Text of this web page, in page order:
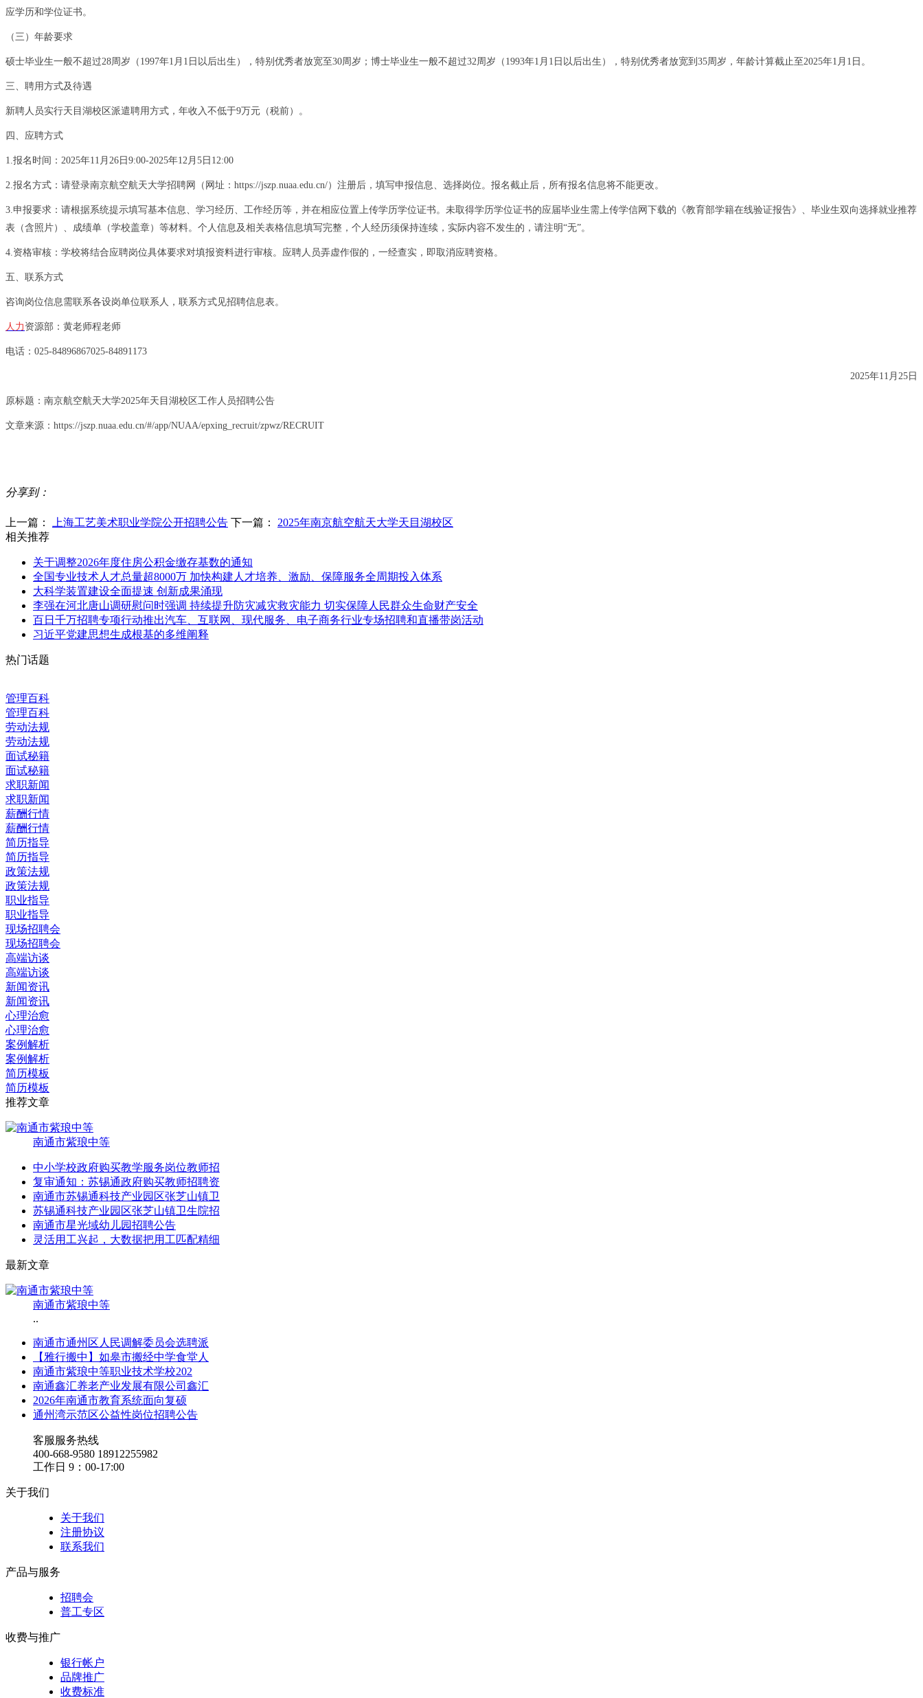
应学历和学位证书。
（三）年龄要求
硕士毕业生一般不超过28 周岁（ 1997年1 月 1 日以后出生），特别优秀者放宽至30 周岁；博士毕业生一般不超过32 周岁（ 1993年1 月 1 日以后出生），特别优秀者放宽到 35 周岁，年龄计算截止至 2025年1 月 1 日。
三、聘用方式及待遇
新聘人员实行天目湖校区派遣聘用方式，年收入不低于9万元（税前）。
四、应聘方式
1. 报名时间： 2025年11 月 26 日 9:00-2025年12 月 5 日 12:00
2. 报名方式：请登录南京航空航天大学招聘网（网址： https://jszp.nuaa.edu.cn/）注册后，填写申报信息、选择岗位。报名截止后，所有报名信息将不能更改。
3. 申报要求：请根据系统提示填写基本信息、学习经历、工作经历等，并在相应位置上传学历学位证书。未取得学历学位证书的应届毕业生需上传学信网下载的《教育部学籍在线验证报告》、毕业生双向选择就业推荐
表（含照片）、成绩单（学校盖章）等材料。个人信息及相关表格信息填写完整，个人经历须保持连续，实际内容不发生的，请注明“无”。
4. 资格审核：学校将结合应聘岗位具体要求对填报资料进行审核。应聘人员弄虚作假的，一经查实，即取消应聘资格。
五、联系方式
咨询岗位信息需联系各设岗单位联系人，联系方式见招聘信息表。
人力 资源部：黄老师程老师
电话： 025-84896867025-84891173
2025年11 月 25 日
原标题：南京航空航天大学2025年天目湖校区工作人员招聘公告
文章来源： https://jszp.nuaa.edu.cn/#/app/NUAA/epxing_recruit/zpwz/RECRUIT
分享到：
上一篇： 上海工艺美术职业学院公开招聘公告 下一篇： 2025年南京航空航天大学天目湖校区
相关推荐
关于调整2026年度住房公积金缴存基数的通知
全国专业技术人才总量超8000万 加快构建人才培养、激励、保障服务全周期投入体系
大科学装置建设全面提速 创新成果涌现
李强在河北唐山调研慰问时强调 持续提升防灾减灾救灾能力 切实保障人民群众生命财产安全
百日千万招聘专项行动推出汽车、互联网、现代服务、电子商务行业专场招聘和直播带岗活动
习近平党建思想生成根基的多维阐释
热门话题
管理百科
管理百科
劳动法规
劳动法规
面试秘籍
面试秘籍
求职新闻
求职新闻
薪酬行情
薪酬行情
简历指导
简历指导
政策法规
政策法规
职业指导
职业指导
现场招聘会
现场招聘会
高端访谈
高端访谈
新闻资讯
新闻资讯
心理治愈
心理治愈
案例解析
案例解析
简历模板
简历模板
推荐文章
南通市紫琅中等
中小学校政府购买教学服务岗位教师招
复审通知：苏锡通政府购买教师招聘资
南通市苏锡通科技产业园区张芝山镇卫
苏锡通科技产业园区张芝山镇卫生院招
南通市星光域幼儿园招聘公告
灵活用工兴起，大数据把用工匹配精细
最新文章
南通市紫琅中等
..
南通市通州区人民调解委员会选聘派
【雅行搬中】如皋市搬经中学食堂人
南通市紫琅中等职业技术学校202
南通鑫汇养老产业发展有限公司鑫汇
2026年南通市教育系统面向复硕
通州湾示范区公益性岗位招聘公告
客服服务热线
400-668-9580 18912255982
工作日 9：00-17:00
关于我们
关于我们
注册协议
联系我们
产品与服务
招聘会
普工专区
收费与推广
银行帐户
品牌推广
收费标准